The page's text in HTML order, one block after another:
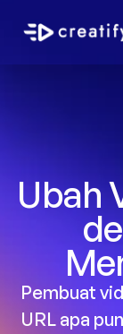
Ubah
Pembuat
URL apa